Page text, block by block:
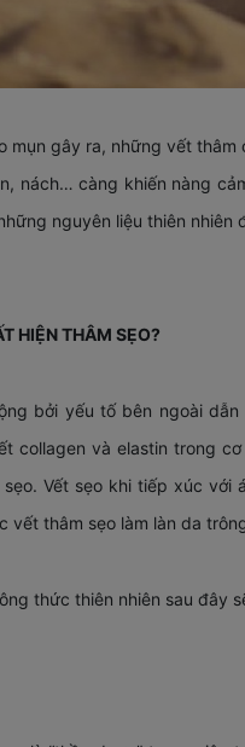
mụn gây ra, những vết
nách… càng khiến nàng
nguyên liệu thiên
HIỆN THÂM SẸO?
bởi yếu tố bên ngoài
collagen và elastin trong
Vết sẹo khi tiếp xúc
vết thâm sẹo làm làn da
thức thiên nhiên sau đây